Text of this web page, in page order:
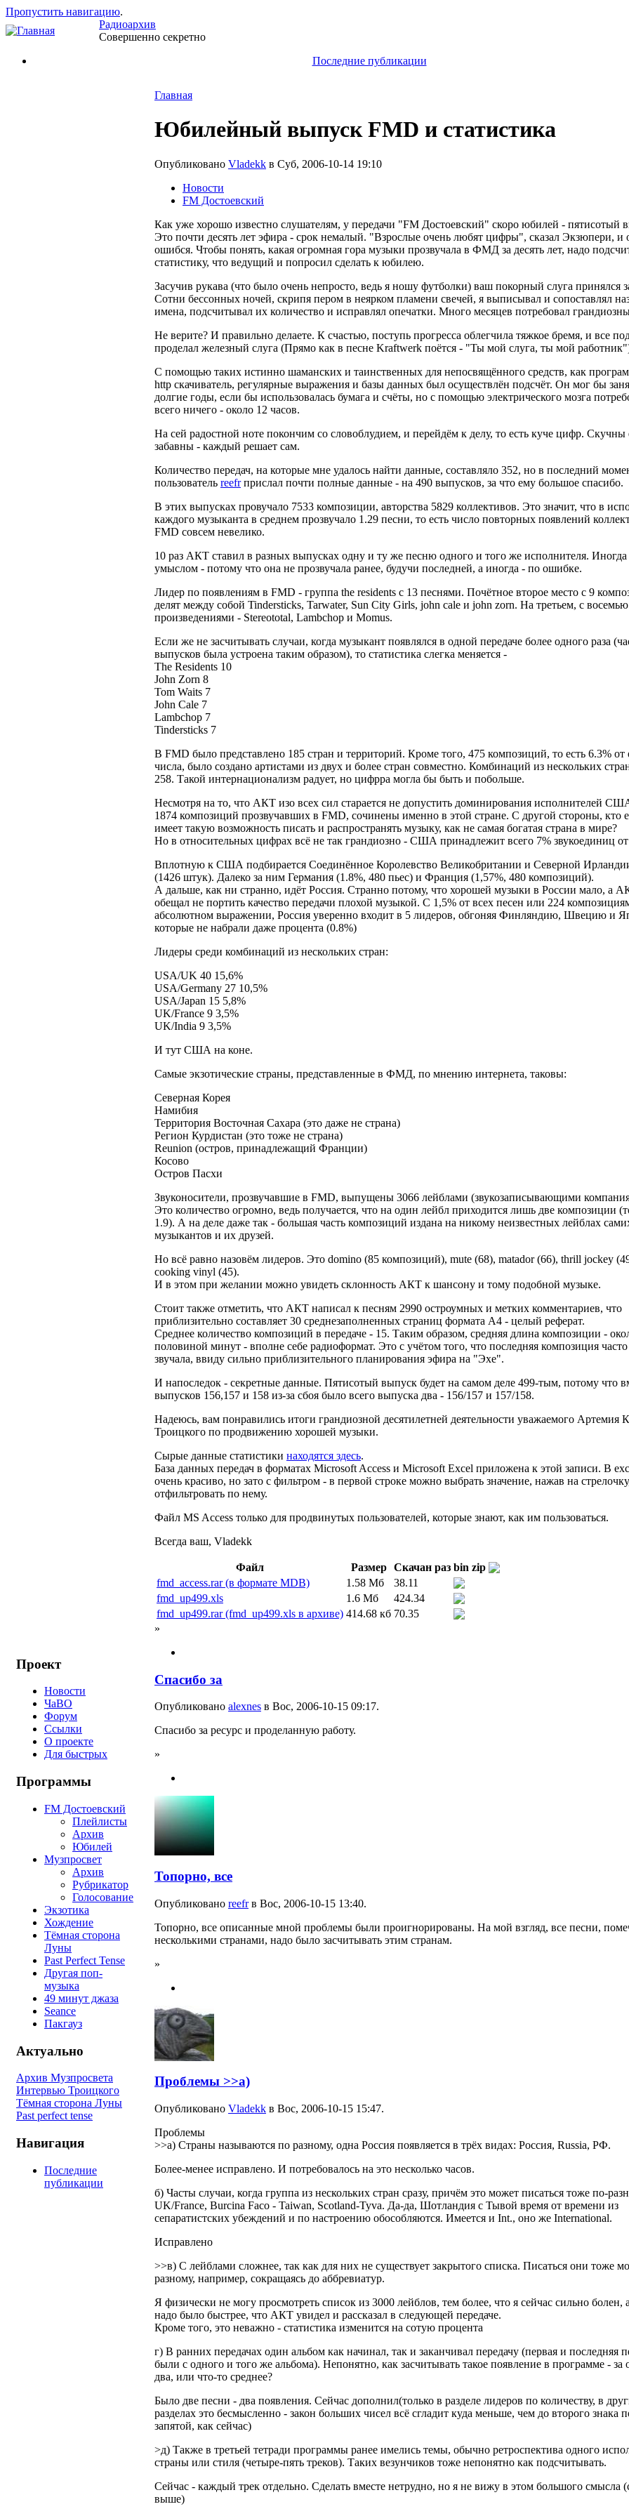
Пропустить навигацию.
Радиоархив
Совершенно секретно
Последние публикации
Проект
Новости
ЧаВО
Форум
Ссылки
О проекте
Для быстрых
Программы
FM Достоевский
Плейлисты
Архив
Юбилей
Музпросвет
Архив
Рубрикатор
Голосование
Экзотика
Хождение
Тёмная сторона
Луны
Past Perfect Tense
Другая поп-
музыка
49 минут джаза
Seance
Пакгауз
Актуально
Архив Музпросвета
Интервью Троицкого
Тёмная сторона Луны
Past perfect tense
Навигация
Последние
публикации
Главная
Юбилейный выпуск FMD и статистика
Опубликовано Vladekk в Суб, 2006-10-14 19:10
Новости
FM Достоевский
Как уже хорошо известно слушателям, у передачи "FM Достоевский" скоро юбилей - пятисотый
Это почти десять лет эфира - срок немалый. "Взрослые очень любят цифры", сказал Экзюпери, и
ошибся. Чтобы понять, какая огромная гора музыки прозвучала в ФМД за десять лет, надо
статистику, что ведущий и попросил сделать к юбилею.
Засучив рукава (что было очень непросто, ведь я ношу футболки) ваш покорный слуга принялся
Сотни бессонных ночей, скрипя пером в неярком пламени свечей, я выписывал и сопоставлял
имена, подсчитывал их количество и исправлял опечатки. Много месяцев потребовал
Не верите? И правильно делаете. К счастью, поступь прогресса облегчила тяжкое бремя, и все
проделал железный слуга (Прямо как в песне Kraftwerk поётся - "Ты мой слуга, ты мой
С помощью таких истинно шаманских и таинственных для непосвящённого средств, как
http скачиватель, регулярные выражения и базы данных был осуществлён подсчёт. Он мог бы
долгие годы, если бы использовалась бумага и счёты, но с помощью электрического мозга
всего ничего - около 12 часов.
На сей радостной ноте покончим со словоблудием, и перейдём к делу, то есть куче цифр.
забавны - каждый решает сам.
Количество передач, на которые мне удалось найти данные, составляло 352, но в последний
пользователь reefrприслал почти полные данные - на 490 выпусков, за что ему большое спасибо.
В этих выпусках провучало 7533 композиции, авторства 5829 коллективов. Это значит, что в
каждого музыканта в среднем прозвучало 1.29 песни, то есть число повторных появлений
FMD совсем невелико.
10 раз АКТ ставил в разных выпусках одну и ту же песню одного и того же исполнителя. Иногда
умыслом - потому что она не прозвучала ранее, будучи последней, а иногда - по ошибке.
Лидер по появлениям в FMD - группа the residents с 13 песнями. Почётное второе место с 9
делят между собой Tindersticks, Tarwater, Sun City Girls, john cale и john zorn. На третьем, с восемью
произведениями - Stereototal, Lambchop и Momus.
Если же не засчитывать случаи, когда музыкант появлялся в одной передаче более одного раза
выпусков была устроена таким образом), то статистика слегка меняется -
The Residents 10
John Zorn 8
Tom Waits 7
John Cale 7
Lambchop 7
Tindersticks 7
В FMD было представлено 185 стран и территорий. Кроме того, 475 композиций, то есть 6.3% от
числа, было создано артистами из двух и более стран совместно. Комбинаций из нескольких
258. Такой интернационализм радует, но цифрра могла бы быть и побольше.
Несмотря на то, что АКТ изо всех сил старается не допустить доминирования исполнителей
1874 композиций прозвучавших в FMD, сочинены именно в этой стране. С другой стороны, кто
имеет такую возможность писать и распространять музыку, как не самая богатая страна в мире?
Но в относительных цифрах всё не так грандиозно - США принадлежит всего 7% звукоединиц от
Вплотную к США подбирается Соединённое Королевство Великобритании и Северной
(1426 штук). Далеко за ним Германия (1.8%, 480 пьес) и Франция (1,57%, 480 композиций).
А дальше, как ни странно, идёт Россия. Странно потому, что хорошей музыки в России мало, а
обещал не портить качество передачи плохой музыкой. С 1,5% от всех песен или 224
абсолютном выражении, Россия уверенно входит в 5 лидеров, обгоняя Финляндию, Швецию и
которые не набрали даже процента (0.8%)
Лидеры среди комбинаций из нескольких стран:
USA/UK 40 15,6%
USA/Germany 27 10,5%
USA/Japan 15 5,8%
UK/France 9 3,5%
UK/India 9 3,5%
И тут США на коне.
Самые экзотические страны, представленные в ФМД, по мнению интернета, таковы:
Северная Корея
Намибия
Территория Восточная Сахара (это даже не страна)
Регион Курдистан (это тоже не страна)
Reunion (остров, принадлежащий Франции)
Косово
Остров Пасхи
Звуконосители, прозвучавшие в FMD, выпущены 3066 лейблами (звукозаписывающими
Это количество огромно, ведь получается, что на один лейбл приходится лишь две композиции
1.9). А на деле даже так - большая часть композиций издана на никому неизвестных лейблах
музыкантов и их друзей.
Но всё равно назовём лидеров. Это domino (85 композиций), mute (68), matador (66), thrill jockey
cooking vinyl (45).
И в этом при желании можно увидеть склонность АКТ к шансону и тому подобной музыке.
Стоит также отметить, что АКТ написал к песням 2990 остроумных и метких комментариев, что
приблизительно составляет 30 среднезаполненных страниц формата A4 - целый реферат.
Среднее количество композиций в передаче - 15. Таким образом, средняя длина композиции -
половиной минут - вполне себе радиоформат. Это с учётом того, что последняя композиция
звучала, ввиду сильно приблизительного планирования эфира на "Эхе".
И напоследок - секретные данные. Пятисотый выпуск будет на самом деле 499-тым, потому что
выпусков 156,157 и 158 из-за сбоя было всего выпуска два - 156/157 и 157/158.
Надеюсь, вам понравились итоги грандиозной десятилетней деятельности уважаемого Артемия
Троицкого по продвижению хорошей музыки.
Сырые данные статистики находятся здесь.
База данных передач в форматах Microsoft Access и Microsoft Excel приложена к этой записи. В
очень красиво, но зато с фильтром - в первой строке можно выбрать значение, нажав на
отфильтровать по нему.
Файл MS Access только для продвинутых пользователей, которые знают, как им пользоваться.
Всегда ваш, Vladekk
Файл Размер Скачан раз bin zip
fmd_access.rar (в формате MDB)
1.58 Мб
38.11
fmd_up499.xls
1.6 Мб
424.34
fmd_up499.rar (fmd_up499.xls в архиве) 414.68 кб 70.35
»
Спасибо за
Опубликовано alexnes в Вос, 2006-10-15 09:17.
Спасибо за ресурс и проделанную работу.
»
Топорно, все
Опубликовано reefrв Вос, 2006-10-15 13:40.
Топорно, все описанные мной проблемы были проигнорированы. На мой взгляд, все песни,
несколькими странами, надо было засчитывать этим странам.
»
Проблемы >>а)
Опубликовано Vladekk в Вос, 2006-10-15 15:47.
Проблемы
>>а) Страны называются по разному, одна Россия появляется в трёх видах: Россия, Russia, РФ.
Более-менее исправлено. И потребовалось на это несколько часов.
б) Часты случаи, когда группа из нескольких стран сразу, причём это может писаться тоже по-
UK/France, Burcina Faco - Taiwan, Scotland-Tyva. Да-да, Шотландия с Тывой время от времени из
сепаратистских убеждений и по настроению обособляются. Имеется и Int., оно же International.
Исправлено
>>в) С лейблами сложнее, так как для них не существует закрытого списка. Писаться они тоже
разному, например, сокращаясь до аббревиатур.
Я физически не могу просмотреть список из 3000 лейблов, тем более, что я сейчас сильно болен,
надо было быстрее, что АКТ увидел и рассказал в следующей передаче.
Кроме того, это неважно - статистика изменится на сотую процента
г) В ранних передачах один альбом как начинал, так и заканчивал передачу (первая и последняя
были с одного и того же альбома). Непонятно, как засчитывать такое появление в программе - за
два, или что-то среднее?
Было две песни - два появления. Сейчас дополнил(только в разделе лидеров по количеству, в
разделах это бесмысленно - закон больших чисел всё сгладит куда меньше, чем до второго знака
запятой, как сейчас)
>д) Также в третьей тетради программы ранее имелись темы, обычно ретроспектива одного
страны или стиля (четыре-пять треков). Таких везунчиков тоже непонятно как подсчитывать.
Сейчас - каждый трек отдельно. Сделать вместе нетрудно, но я не вижу в этом большого смысла
выше)